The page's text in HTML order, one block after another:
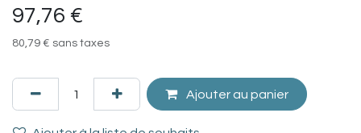
97,76 €
80,79 € sans taxes
Ajouter au panier